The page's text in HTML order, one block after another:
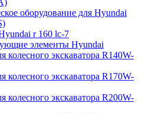
оборудование для Hyundai
r 160 lc-7
элементы Hyundai
колесного экскаватора R140W-
колесного экскаватора R170W-
колесного экскаватора R200W-